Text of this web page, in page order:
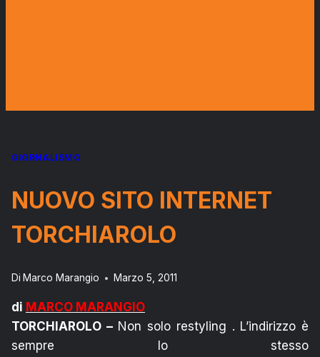
GIORNALISMO
NUOVO SITO INTERNET
TORCHIAROLO
Di Marco Marangio Marzo 5, 2011
di MARCO MARANGIO
TORCHIAROLO –Non solo restyling . L’indirizzo è
sempre lo stesso